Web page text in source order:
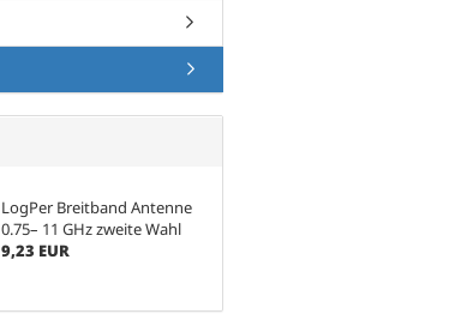
LogPer Breitband Antenne
0.75– 11 GHz zweite Wahl
9,23 EUR